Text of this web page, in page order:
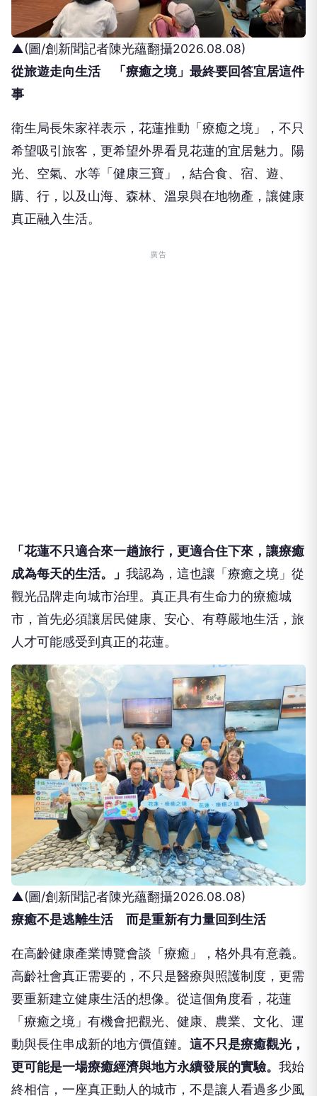
▲(圖/創新聞記者陳光蘊翻攝2026.08.08)
從旅遊走向生活 「療癒之境」最終要回答宜居這件
事
衛生局長朱家祥表示，花蓮推動「療癒之境」，不只
希望吸引旅客，更希望外界看見花蓮的宜居魅力。陽
光、空氣、水等「健康三寶」，結合食、宿、遊、
購、行，以及山海、森林、溫泉與在地物產，讓健康
真正融入生活。
廣告
「花蓮不只適合來一趟旅行，更適合住下來，讓療癒
成為每天的生活。」 我認為，這也讓「療癒之境」從
觀光品牌走向城市治理。真正具有生命力的療癒城
市，首先必須讓居民健康、安心、有尊嚴地生活，旅
人才可能感受到真正的花蓮。
▲(圖/創新聞記者陳光蘊翻攝2026.08.08)
療癒不是逃離生活 而是重新有力量回到生活
在高齡健康產業博覽會談「療癒」，格外具有意義。
高齡社會真正需要的，不只是醫療與照護制度，更需
要重新建立健康生活的想像。從這個角度看，花蓮
「療癒之境」有機會把觀光、健康、農業、文化、運
動與長住串成新的地方價值鏈。 這不只是療癒觀光，
更可能是一場療癒經濟與地方永續發展的實驗。 我始
終相信，一座真正動人的城市，不是讓人看過多少風